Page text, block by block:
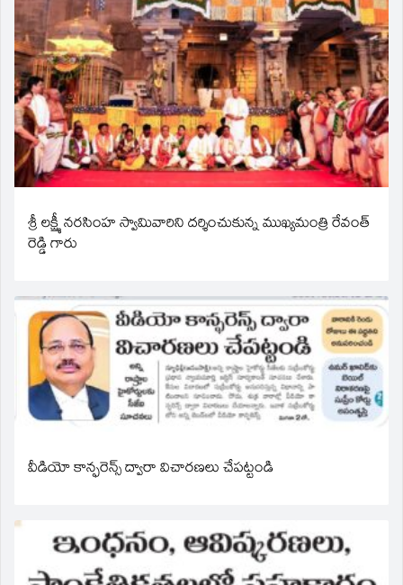
శ్రీ లక్ష్మీ నరసింహ స్వామివారిని దర్శించుకున్న ముఖ్యమంత్రి రేవంత్
రెడ్డి గారు
వీడియో కాన్ఫరెన్స్ ద్వారా విచారణలు చేపట్టండి